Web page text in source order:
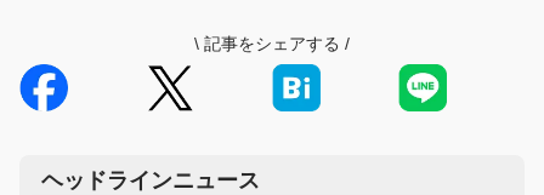
\ 記事をシェアする /
ヘッドラインニュース